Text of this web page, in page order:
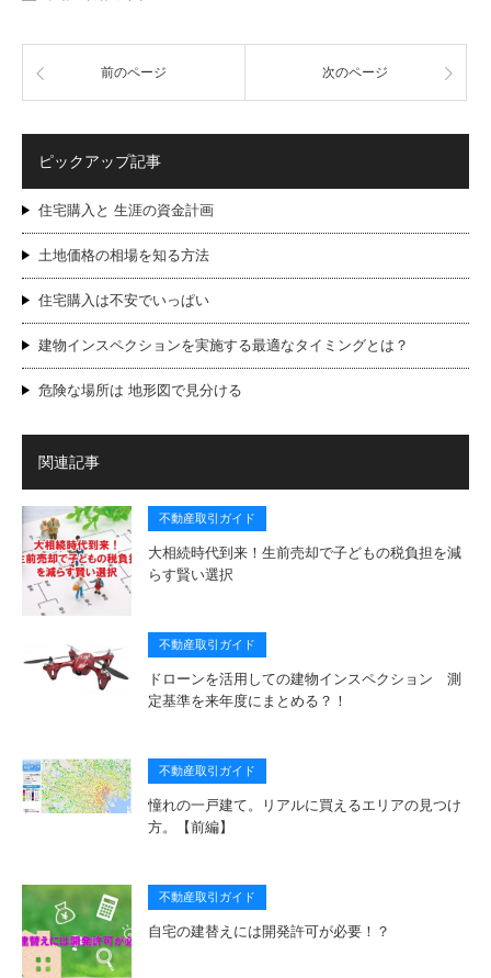
前のページ 次のページ
ピックアップ記事
住宅購入と 生涯の資金計画
土地価格の相場を知る方法
住宅購入は不安でいっぱい
建物インスペクションを実施する最適なタイミングとは？
危険な場所は 地形図で見分ける
関連記事
不動産取引ガイド
大相続時代到来！生前売却で子どもの税負担を減
らす賢い選択
不動産取引ガイド
ドローンを活用しての建物インスペクション 測
定基準を来年度にまとめる？！
不動産取引ガイド
憧れの一戸建て。リアルに買えるエリアの見つけ
方。【前編】
不動産取引ガイド
自宅の建替えには開発許可が必要！？